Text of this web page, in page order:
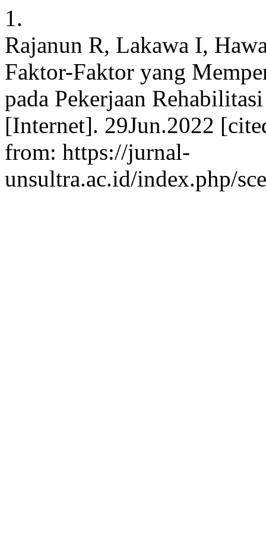
1.
Rajanun R, Lakawa I,
Faktor-Faktor yang
pada Pekerjaan
[Internet]. 29Jun.2022
from: https://jurnal-
unsultra.ac.id/index.php/